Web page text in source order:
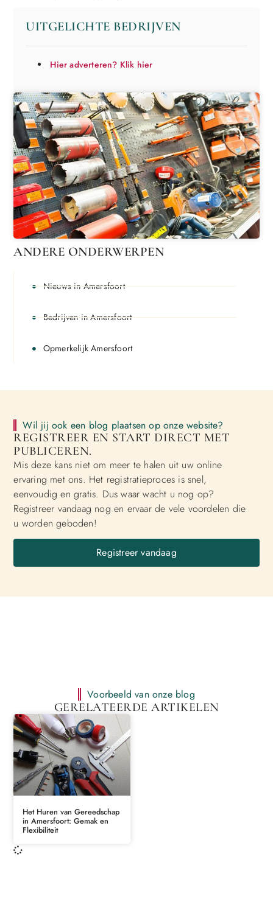
UITGELICHTE BEDRIJVEN
Hier adverteren? Klik hier
ANDERE ONDERWERPEN
Nieuws in Amersfoort
Bedrijven in Amersfoort
Opmerkelijk Amersfoort
Wil jij ook een blog plaatsen op onze website?
REGISTREER EN START DIRECT MET
PUBLICEREN.
Mis deze kans niet om meer te halen uit uw online
ervaring met ons. Het registratieproces is snel,
eenvoudig en gratis. Dus waar wacht u nog op?
Registreer vandaag nog en ervaar de vele voordelen die
u worden geboden!
Registreer vandaag
Voorbeeld van onze blog
GERELATEERDE ARTIKELEN
Het Huren van Gereedschap
in Amersfoort: Gemak en
Flexibiliteit